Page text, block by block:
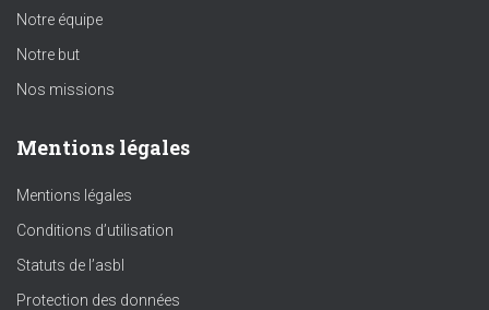
Notre équipe
Notre but
Nos missions
Mentions légales
Mentions légales
Conditions d’utilisation
Statuts de l’asbl
Protection des données